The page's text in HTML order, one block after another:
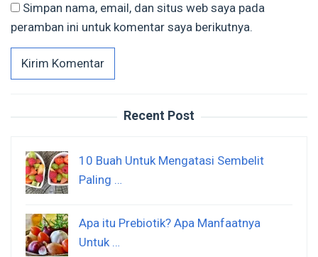
Simpan nama, email, dan situs web saya pada
peramban ini untuk komentar saya berikutnya.
Recent Post
10 Buah Untuk Mengatasi Sembelit
Paling …
Apa itu Prebiotik? Apa Manfaatnya
Untuk …